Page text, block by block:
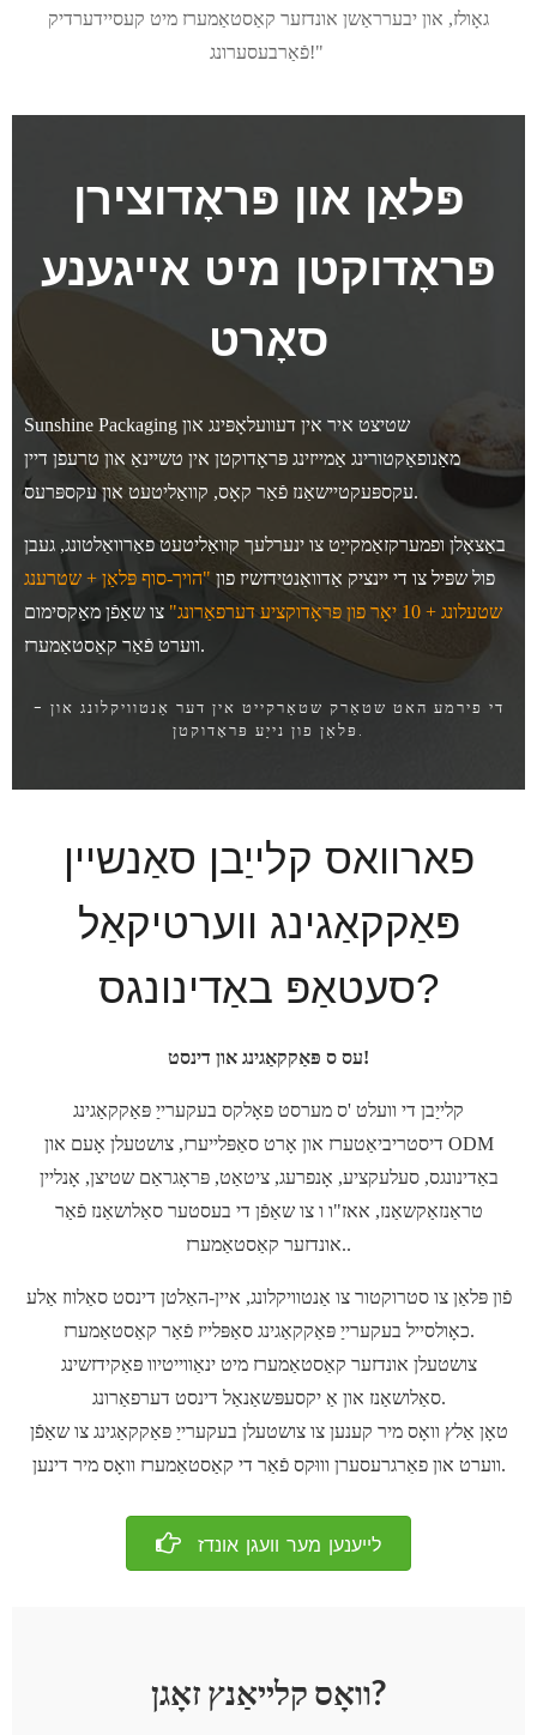
גאָולז, און יבערראַשן אונדזער קאַסטאַמערז מיט קעסיידערדיק
פֿאַרבעסערונג!"
פּלאַן און פּראָדוצירן
פּראָדוקטן מיט אייגענע
סאָרט
Sunshine Packaging שטיצט איר אין דעוועלאָפּינג און
מאַנופאַקטורינג אַמייזינג פּראָדוקטן אין טשיינאַ און טרעפן דיין
עקספּעקטיישאַנז פֿאַר קאָס, קוואַליטעט און עקספּרעס.
באַצאָלן ופמערקזאַמקייַט צו ינערלעך קוואַליטעט פאַרוואַלטונג, געבן
פול שפּיל צו די יינציק אַדוואַנטידזשיז פון "הויך-סוף פּלאַן + שטרענג
שטעלונג + 10 יאָר פון פּראָדוקציע דערפאַרונג"
צו שאַפֿן מאַקסימום
ווערט פֿאַר קאַסטאַמערז.
- די פירמע האט שטאַרק שטאַרקייט אין דער אַנטוויקלונג און
פּלאַן פון נייַע פּראָדוקטן.
פארוואס קלייַבן סאַנשיין
פּאַקקאַגינג ווערטיקאַל
סעטאַפּ באַדינונגס?
עס ס פּאַקקאַגינג און דינסט!
קלייַבן די וועלט 'ס מערסט פאָלקס בעקערייַ פּאַקקאַגינג
דיסטריביאַטערז און אָרט סאַפּלייערז, צושטעלן אָעם און ODM
באַדינונגס, סעלעקציע, אָנפרעג, ציטאַט, פּראָגראַם שטיצן, אָנליין
טראַנזאַקשאַנז, אאז"ו ו צו שאַפֿן די בעסטער סאַלושאַנז פֿאַר
אונדזער קאַסטאַמערז..
פֿון פּלאַן צו סטרוקטור צו אַנטוויקלונג, איין-האַלטן דינסט סאַלווז אַלע
כאָולסייל בעקערייַ פּאַקקאַגינג סאַפּלייז פֿאַר קאַסטאַמערז.
צושטעלן אונדזער קאַסטאַמערז מיט ינאַווייטיוו פּאַקידזשינג
סאַלושאַנז און אַ יקסעפּשאַנאַל דינסט דערפאַרונג.
טאָן אַלץ וואָס מיר קענען צו צושטעלן בעקערייַ פּאַקקאַגינג צו שאַפֿן
ווערט און פאַרגרעסערן וווּקס פֿאַר די קאַסטאַמערז וואָס מיר דינען.
לייענען מער וועגן אונדז
וואָס קלייאַנץ זאָגן?